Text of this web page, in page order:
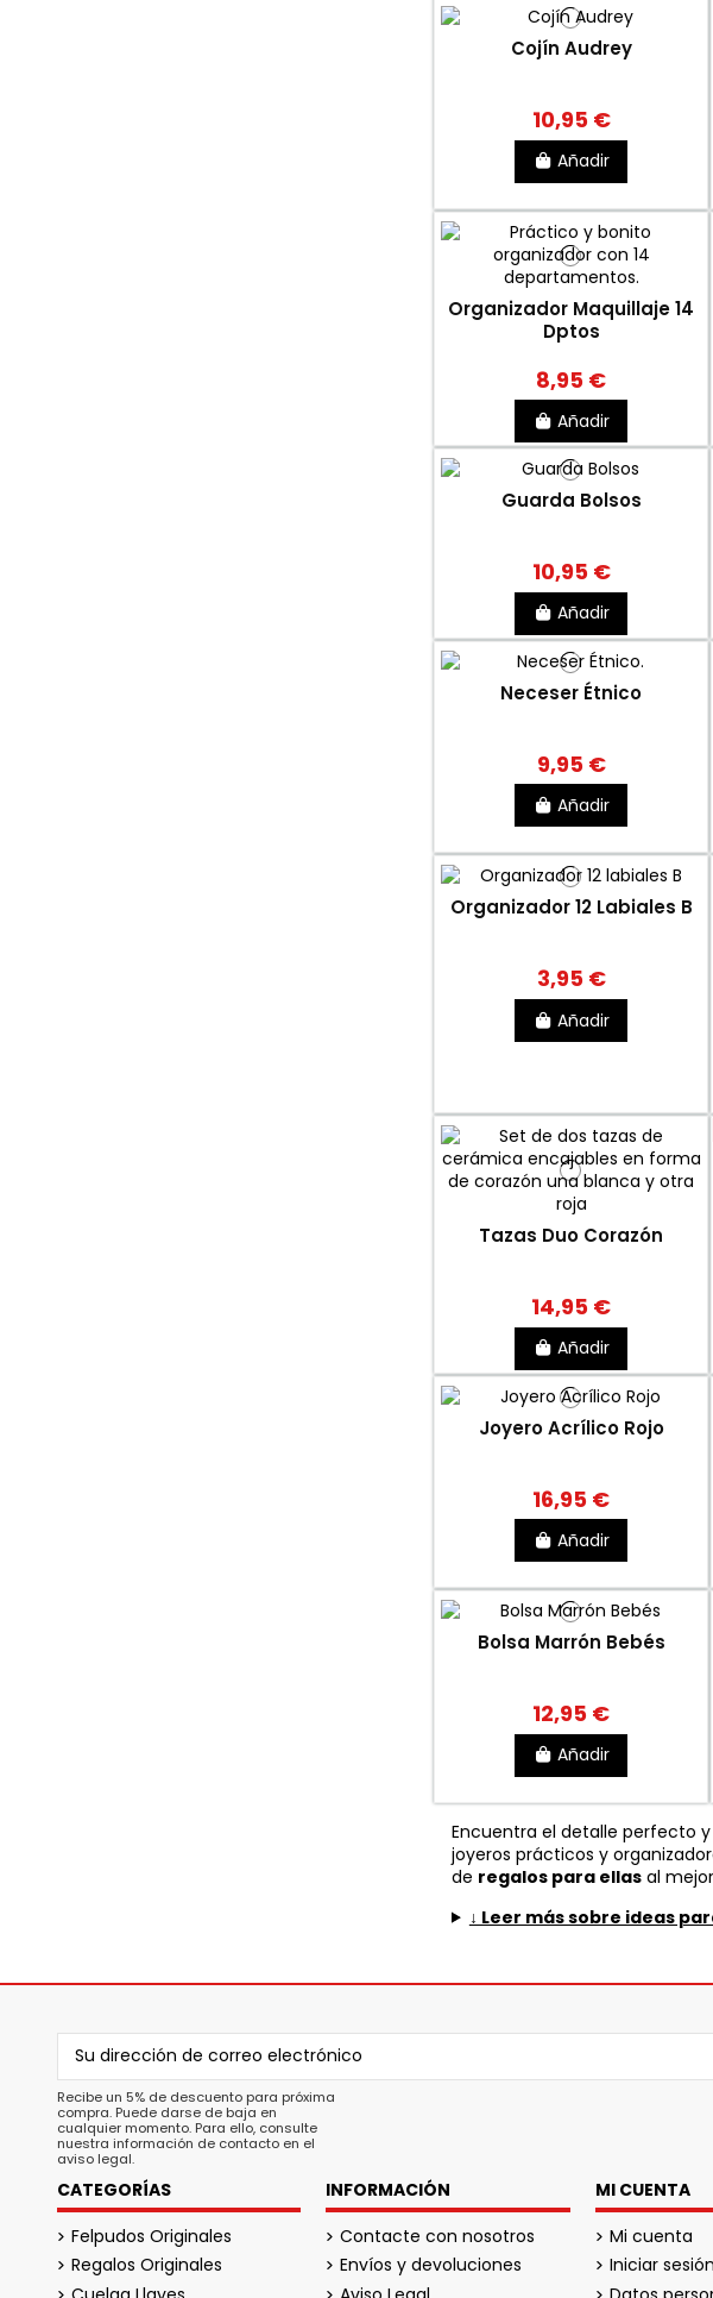
Cojín Audrey
10,95 €
Añadir
Organizador Maquillaje 14
Dptos
8,95 €
Añadir
Guarda Bolsos
10,95 €
Añadir
Neceser Étnico
9,95 €
Añadir
Organizador 12 Labiales B
3,95 €
Añadir
Tazas Duo Corazón
14,95 €
Añadir
Joyero Acrílico Rojo
16,95 €
Añadir
Bolsa Marrón Bebés
12,95 €
Añadir
Encuentra el detalle perfecto
joyeros prácticos y
de regalos para ellas al
↓ Leer más sobre ideas
Recibe un 5% de descuento para próxima
compra. Puede darse de baja en
cualquier momento. Para ello, consulte
nuestra información de contacto en el
aviso legal.
CATEGORÍAS
Felpudos Originales
Regalos Originales
INFORMACIÓN
Contacte con nosotros
Envíos y devoluciones
MI CUENTA
Mi cuenta
Iniciar sesión